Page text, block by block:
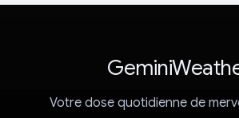
Votre dose quotidienne de